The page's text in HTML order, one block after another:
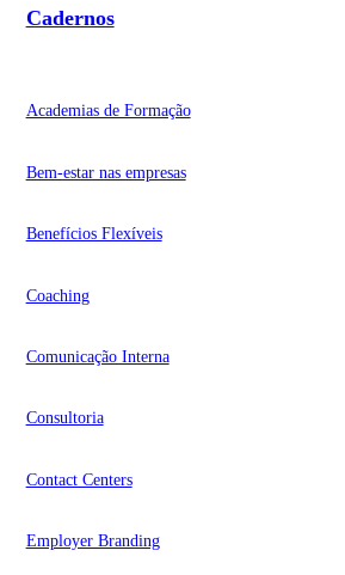
Cadernos
Academias de Formação
Bem-estar nas empresas
Benefícios Flexíveis
Coaching
Comunicação Interna
Consultoria
Contact Centers
Employer Branding